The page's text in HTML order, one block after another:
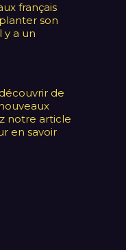
français
son
y a un
de
notre article
en savoir